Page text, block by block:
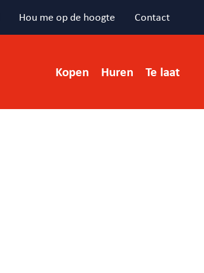
Hou me op de hoogte Contact
Kopen Huren Te laat